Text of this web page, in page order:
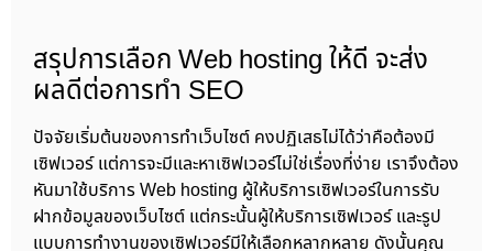
สรุปการเลือก Web hosting ให้ดี จะส่ง
ผลดีต่อการทำ SEO
ปัจจัยเริ่มต้นของการทำเว็บไซต์ คงปฏิเสธไม่ได้ว่าคือต้องมี
เซิฟเวอร์ แต่การจะมีและหาเซิฟเวอร์ไม่ใช่เรื่องที่ง่าย เราจึงต้อง
หันมาใช้บริการ Web hosting ผู้ให้บริการเซิฟเวอร์ในการรับ
ฝากข้อมูลของเว็บไซต์ แต่กระนั้นผู้ให้บริการเซิฟเวอร์ และรูป
แบบการทำงานของเซิฟเวอร์มีให้เลือกหลากหลาย ดังนั้นคุณ